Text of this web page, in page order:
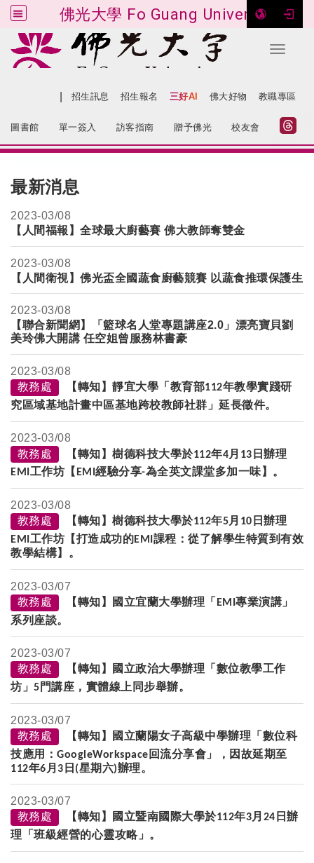
佛光大學 Fo Guang University
Toggle
跳到主要內容
招生訊息 招生報名 三好AI 佛大好物 教職專區
圖書館 單一簽入 訪客指南 贈予佛光 校友會
最新消息
2023-03/08
【人間福報】全球最大廚藝賽 佛大教師奪雙金
2023-03/08
【人間衛視】佛光盃全國蔬食廚藝競賽 以蔬食推環保護生
2023-03/08
【聯合新聞網】「籃球名人堂專題講座2.0」漂亮寶貝劉
美玲佛大開講 任空姐曾服務林書豪
2023-03/08
教務處
【轉知】靜宜大學「教育部112年教學實踐研
究區域基地計畫中區基地跨校教師社群」延長徵件。
2023-03/08
教務處
【轉知】樹德科技大學於112年4月 13 日辦理
EMI工作坊【 EMI經驗分享-為全英文課堂多加一味】。
2023-03/08
教務處
【轉知】樹德科技大學於112年5月 10 日辦理
EMI 工作坊【打造成功的EMI 課程：從了解學生特質到有效
教學結構】。
2023-03/07
教務處
【轉知】國立宜蘭大學辦理「 EMI專業演講」
系列座談。
2023-03/07
教務處
【轉知】國立政治大學辦理「數位教學工作
坊」 5 門講座，實體線上同步舉辦。
2023-03/07
教務處
【轉知】國立蘭陽女子高級中學辦理「數位科
技應用： GoogleWorkspace 回流分享會」，因故延期至
112年6 月 3 日 (星期六)辦理。
2023-03/07
教務處
【轉知】國立暨南國際大學於112年3月 24 日辦
理「班級經營的心靈攻略」。